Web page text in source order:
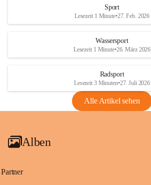
Rebe und der Amerikanischen
Anhang VBl. EU Nr. 18
1 Seite•1,4 MB
VBl. EU Nr. 18_2026
Sport
Lesezeit 1 Minute•27. Feb. 2026
Wassersport
Lesezeit 1 Minute•26. März 2026
Radsport
Lesezeit 3 Minuten•27. Juli 2026
Alle Artikel sehen
Alben
Partner